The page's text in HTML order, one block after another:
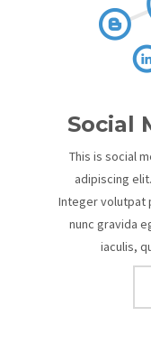
Social
This is social
adipiscing
Integer volutpat
nunc gravida
iaculis,